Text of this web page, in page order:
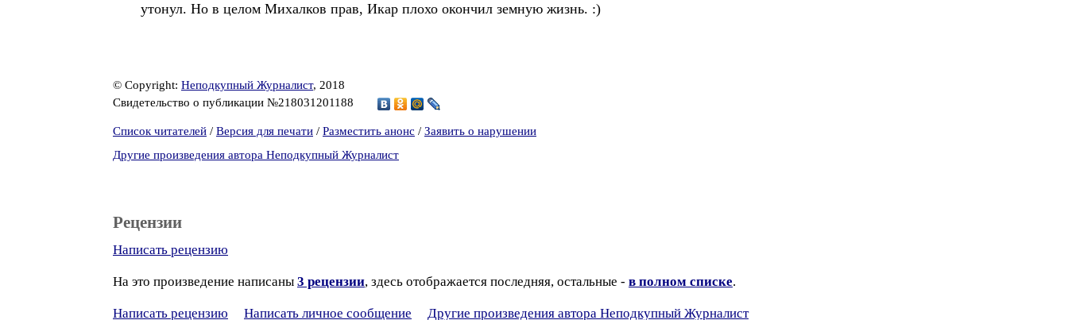
утонул. Но в целом Михалков прав, Икар плохо окончил земную жизнь. :)
© Copyright: Неподкупный Журналист, 2018
Свидетельство о публикации №218031201188
Список читателей / Версия для печати / Разместить анонс / Заявить о нарушении
Другие произведения автора Неподкупный Журналист
Рецензии
Написать рецензию
На это произведение написаны 3 рецензии, здесь отображается последняя, остальные - в полном списке.
Написать рецензию Написать личное сообщение Другие произведения автора Неподкупный Журналист